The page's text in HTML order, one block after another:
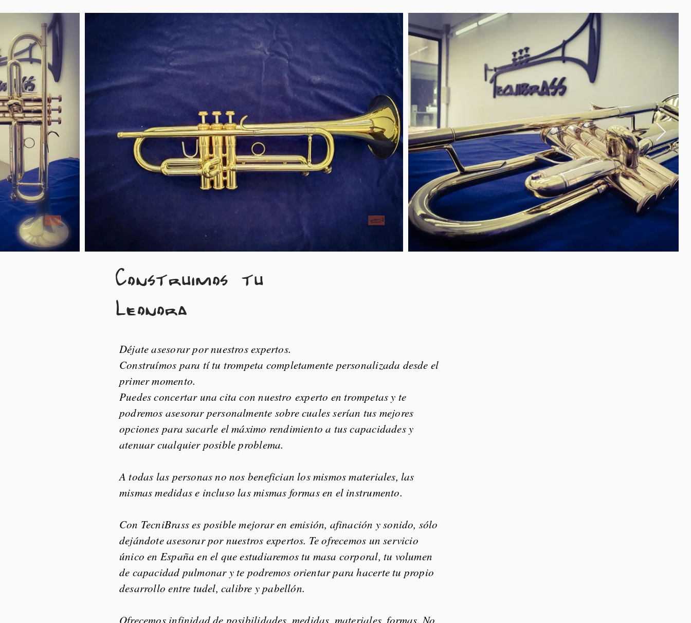
Construimos tu
Leonora
Déjate asesorar por nuestros expertos.
Construímos para tí tu trompeta completamente personalizada desde el
primer momento.
Puedes concertar una cita con nuestro experto en trompetas y te
podremos asesorar personalmente sobre cuales serían tus mejores
opciones para sacarle el máximo rendimiento a tus capacidades y
atenuar cualquier posible problema.
A todas las personas no nos benefician los mismos materiales, las
mismas medidas e incluso las mismas formas en el instrumento.
Con TecniBrass es posible mejorar en emisión, afinación y sonido, sólo
dejándote asesorar por nuestros expertos. Te ofrecemos un servicio
único en España en el que estudiaremos tu masa corporal, tu volumen
de capacidad pulmonar y te podremos orientar para hacerte tu propio
desarrollo entre tudel, calibre y pabellón.